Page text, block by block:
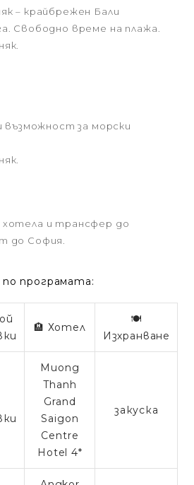
– крайбрежен Бали
Свободно време на плажа.
възможност за морски
и трансфер до
до София.
програмата:
🏨 Хотел
🍽️
Изхранване
Muong
Thanh
Grand
Saigon
Centre
Hotel 4*
закуска